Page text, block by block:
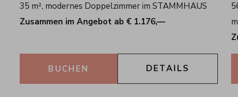
35 m², modernes Doppelzimmer im STAMMHAUS
Zusammen im Angebot ab € 1.176,—
DETAILS
BUCHEN